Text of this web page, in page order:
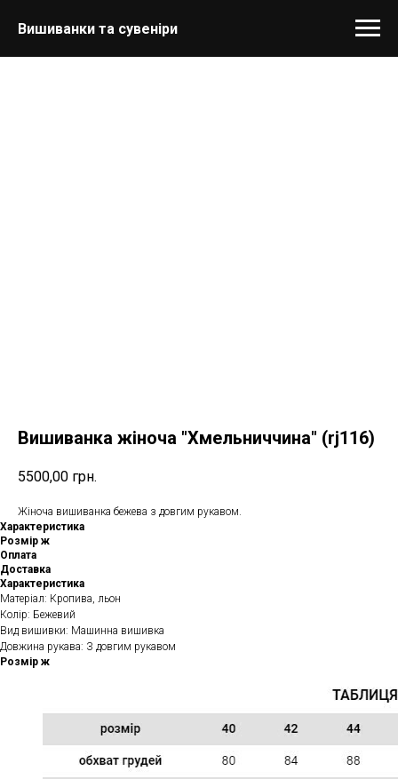
Вишиванки та сувеніри
Вишиванка жіноча "Хмельниччина" (rj116)
5500,00 грн.
Жіноча вишиванка бежева з довгим рукавом.
Характеристика
Розмір ж
Оплата
Доставка
Характеристика
Матеріал: Кропива, льон
Колір: Бежевий
Вид вишивки: Машинна вишивка
Довжина рукава: З довгим рукавом
Розмір ж